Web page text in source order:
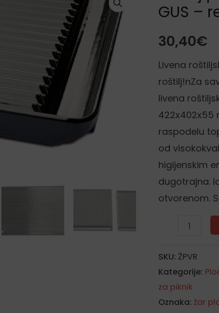
GUS –
30,40€
Livena
roštilj!nZa
livena
422x402x55
raspodelu
od
higijenskim
dugotrajna.
otvorenom.
ploča
lijevanog
željeza
GUS
-
rebrasta
količina
SKU: ŽPVR
Kategorije:
za piknik
Oznaka: žar